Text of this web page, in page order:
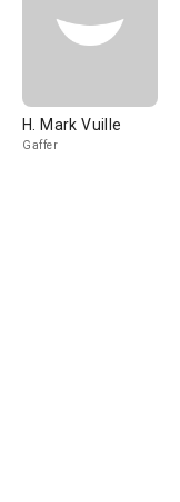
H. Mark Vuille
Gaffer